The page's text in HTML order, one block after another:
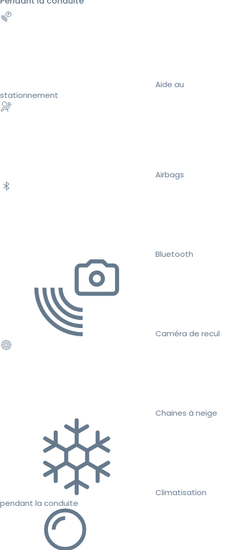
Aide au
stationnement
Airbags
Bluetooth
Caméra de recul
Chaines à neige
Climatisation
pendant la conduite